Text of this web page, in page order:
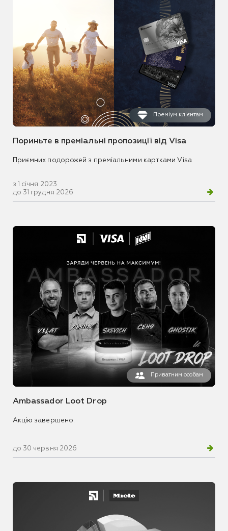
Преміум клієнтам
Пориньте в преміальні пропозиції від Visa
Приємних подорожей з преміальними картками Visa
з 1 січня 2023
до 31 грудня 2026
Приватним особам
Ambassador Loot Drop
Акцію завершено.
до 30 червня 2026